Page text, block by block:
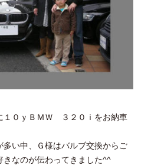
１０ｙＢＭＷ ３２０ｉをお納車
い中、Ｇ様はバルブ交換からご
きなのが伝わってきました^^